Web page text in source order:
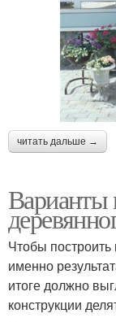
читать дальше →
Варианты
Чтобы
именно
итоге должно
конструкции